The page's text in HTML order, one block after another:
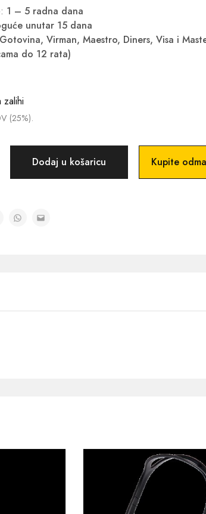
1 – 5 radna dana
unutar 15 dana
Gotovina, Virman, Maestro, Diners, Visa i
do 12 rata)
zalihi
(25%).
Dodaj u košaricu Kupite